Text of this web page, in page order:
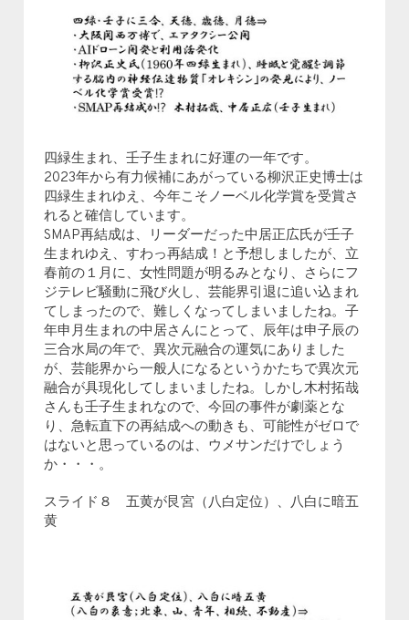
四緑生まれ、壬子生まれに好運の一年です。
2023年から有力候補にあがっている柳沢正史博士は
四緑生まれゆえ、今年こそノーベル化学賞を受賞さ
れると確信しています。
SMAP再結成は、リーダーだった中居正広氏が壬子
生まれゆえ、すわっ再結成！と予想しましたが、立
春前の１月に、女性問題が明るみとなり、さらにフ
ジテレビ騒動に飛び火し、芸能界引退に追い込まれ
てしまったので、難しくなってしまいましたね。子
年申月生まれの中居さんにとって、辰年は申子辰の
三合水局の年で、異次元融合の運気にありました
が、芸能界から一般人になるというかたちで異次元
融合が具現化してしまいましたね。しかし木村拓哉
さんも壬子生まれなので、今回の事件が劇薬とな
り、急転直下の再結成への動きも、可能性がゼロで
はないと思っているのは、ウメサンだけでしょう
か・・・。
スライド８ 五黄が艮宮（八白定位）、八白に暗五
黄